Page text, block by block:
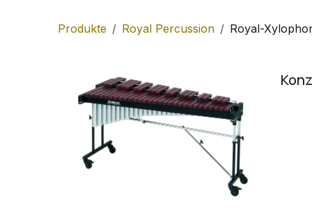
Produkte Royal Percussion Royal-